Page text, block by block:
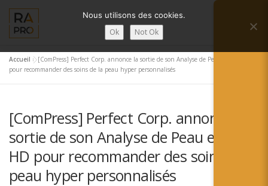
contenu
Menu
LA RÉALITÉ AUGMENTÉE ? RA’PRO
SERVICES RA’PRO ACTUALITÉ DE LA RA
CONTACTS FRANÇAIS
Accueil »[ComPress] Perfect Corp. annonce la sortie de son Analyse de Peau en IA HD
pour recommander des soins de la peau hyper personnalisés
[ComPress] Perfect Corp. annonce la
sortie de son Analyse de Peau en IA
HD pour recommander des soins de la
peau hyper personnalisés
Nous utilisons des cookies.
Ok Not Ok